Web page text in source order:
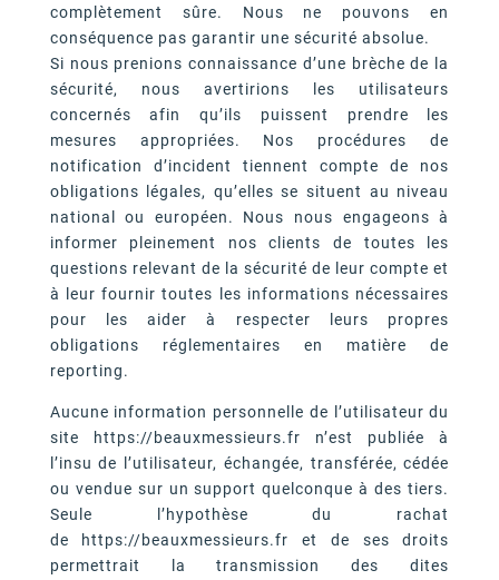
complètement sûre. Nous ne pouvons en
conséquence pas garantir une sécurité absolue.
Si nous prenions connaissance d’une brèche de la
sécurité, nous avertirions les utilisateurs
concernés afin qu’ils puissent prendre les
mesures appropriées. Nos procédures de
notification d’incident tiennent compte de nos
obligations légales, qu’elles se situent au niveau
national ou européen. Nous nous engageons à
informer pleinement nos clients de toutes les
questions relevant de la sécurité de leur compte et
à leur fournir toutes les informations nécessaires
pour les aider à respecter leurs propres
obligations réglementaires en matière de
reporting.
Aucune information personnelle de l’utilisateur du
site https://beauxmessieurs.fr n’est publiée à
l’insu de l’utilisateur, échangée, transférée, cédée
ou vendue sur un support quelconque à des tiers.
Seule l’hypothèse du rachat
de https://beauxmessieurs.fr et de ses droits
permettrait la transmission des dites